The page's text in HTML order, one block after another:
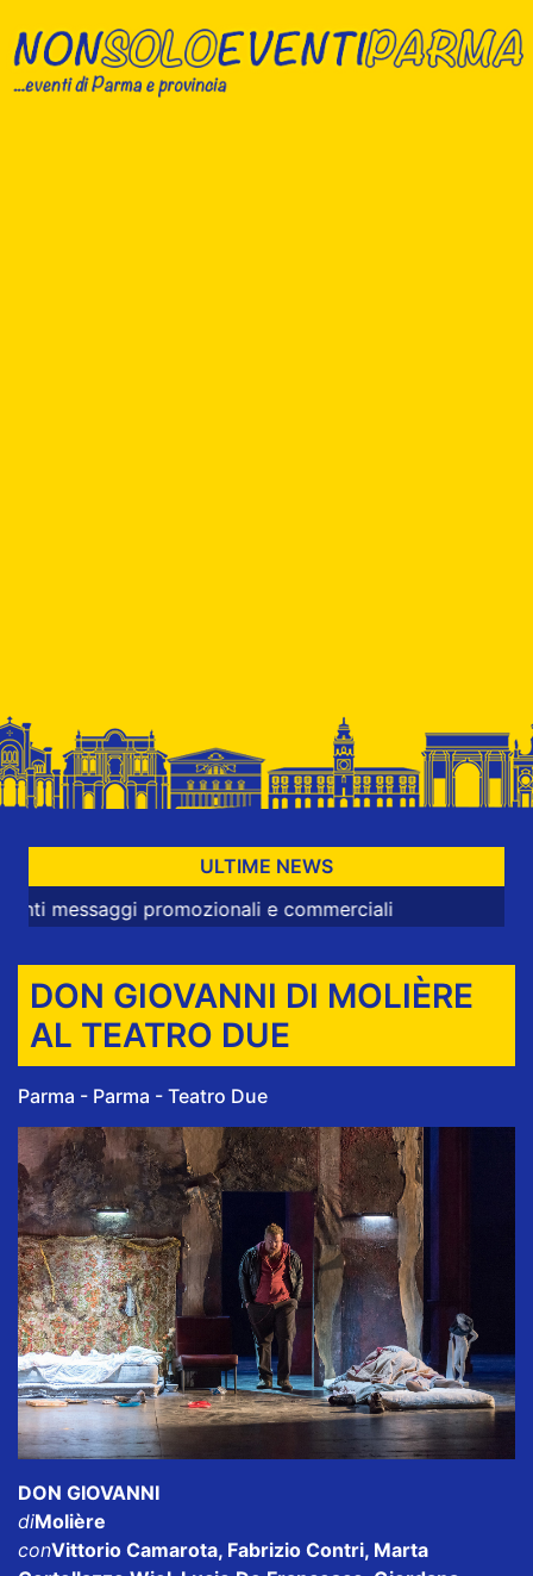
ULTIME NEWS
promozionali e commerciali
DON GIOVANNI DI MOLIÈRE
AL TEATRO DUE
Parma - Parma - Teatro Due
DON GIOVANNI
diMolière
conVittorio Camarota, Fabrizio Contri, Marta